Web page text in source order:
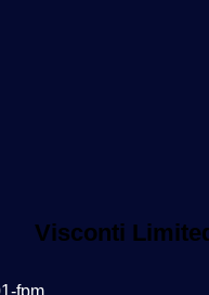
Visconti